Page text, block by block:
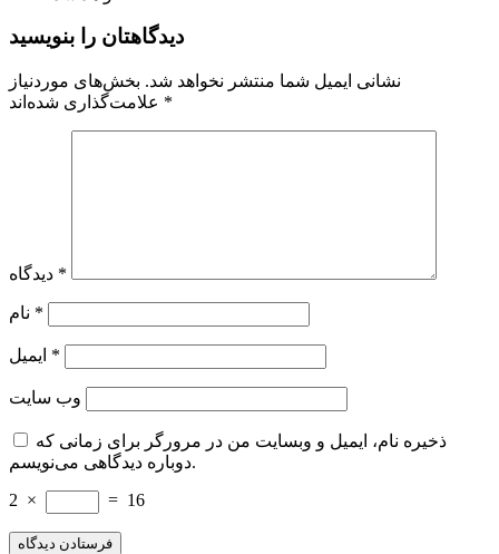
دیدگاهتان را بنویسید
نشانی ایمیل شما منتشر نخواهد شد. بخش‌های موردنیاز
*
*
*
*
وب‌ سایت
ذخیره نام، ایمیل و وبسایت من در مرورگر برای زمانی که
دوباره دیدگاهی می‌نویسم.
2 × = 16